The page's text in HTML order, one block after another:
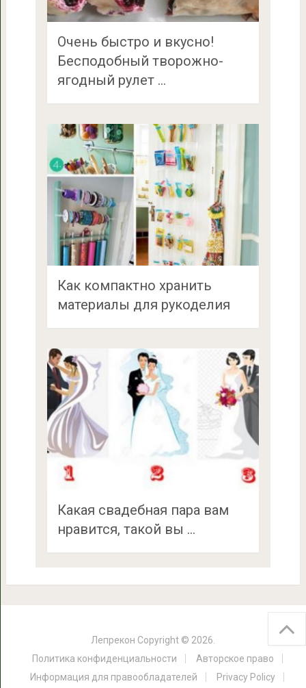
Очень быстро и вкусно!
Бесподобный творожно-
ягодный рулет …
Как компактно хранить
материалы для рукоделия
Какая свадебная пара вам
нравится, такой вы …
Лепрекон Copyright © 2026.
Политика конфиденциальности
Авторское право
Информация для правообладателей
Privacy Policy